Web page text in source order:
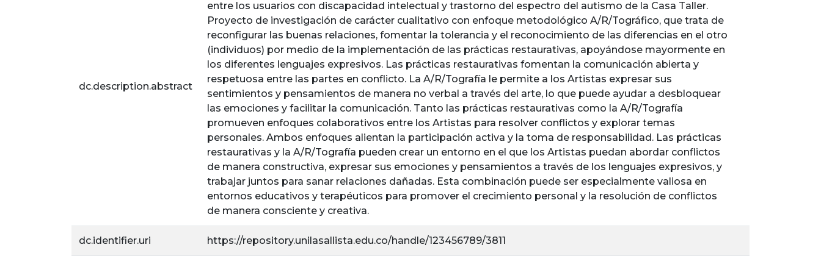
dc.description.abstract
entre los usuarios con discapacidad intelectual y trastorno del espectro del autismo de la Casa Taller.
Proyecto de investigación de carácter cualitativo con enfoque metodológico A/R/Tográfico, que trata de
reconfigurar las buenas relaciones, fomentar la tolerancia y el reconocimiento de las diferencias en el otro
(individuos) por medio de la implementación de las prácticas restaurativas, apoyándose mayormente en
los diferentes lenguajes expresivos. Las prácticas restaurativas fomentan la comunicación abierta y
respetuosa entre las partes en conflicto. La A/R/Tografía le permite a los Artistas expresar sus
sentimientos y pensamientos de manera no verbal a través del arte, lo que puede ayudar a desbloquear
las emociones y facilitar la comunicación. Tanto las prácticas restaurativas como la A/R/Tografía
promueven enfoques colaborativos entre los Artistas para resolver conflictos y explorar temas
personales. Ambos enfoques alientan la participación activa y la toma de responsabilidad. Las prácticas
restaurativas y la A/R/Tografía pueden crear un entorno en el que los Artistas puedan abordar conflictos
de manera constructiva, expresar sus emociones y pensamientos a través de los lenguajes expresivos, y
trabajar juntos para sanar relaciones dañadas. Esta combinación puede ser especialmente valiosa en
entornos educativos y terapéuticos para promover el crecimiento personal y la resolución de conflictos
de manera consciente y creativa.
dc.identifier.uri https://repository.unilasallista.edu.co/handle/123456789/3811